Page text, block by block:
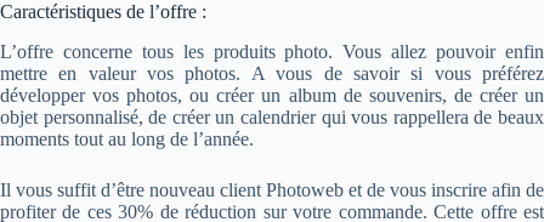
Caractéristiques de l’offre :
L’offre concerne tous les produits photo. Vous allez pouvoir enfin
mettre en valeur vos photos. A vous de savoir si vous préférez
développer vos photos, ou créer un album de souvenirs, de créer un
objet personnalisé, de créer un calendrier qui vous rappellera de beaux
moments tout au long de l’année.
Il vous suffit d’être nouveau client Photoweb et de vous inscrire afin de
profiter de ces 30% de réduction sur votre commande. Cette offre est